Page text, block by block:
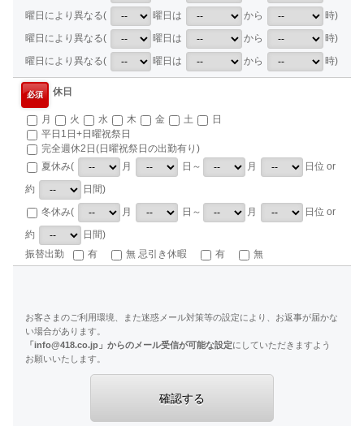
曜日により異なる(
曜日は から
時)
曜日により異なる(
曜日は から
時)
曜日により異なる(
曜日は から 時)
必須 休日
月 火 水 木 金 土
日
平日1日+日曜祝祭日
完全週休2日(日曜祝祭日の出勤有り)
夏休み(
月 日～ 月
日位 or
約
日間)
冬休み(
月 日～ 月
日位 or
約
日間)
振替出勤
有 無 忌引き休暇 有 無
お客さまのご利用環境、また迷惑メール対策等の設定により、お返事が届かな
い場合があります。
「info@418.co.jp」からのメール受信が可能な設定にしていただきますよう
お願いいたします。
確認する